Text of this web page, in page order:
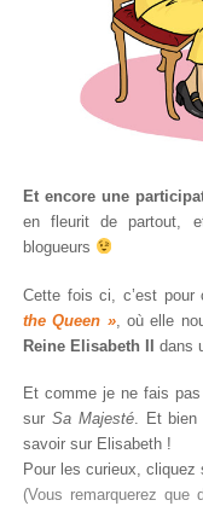
Et encore une
en fleurit de partout,
blogueurs
Cette fois ci, c’est pour
the Queen », où elle
Reine Elisabeth II
dans
Et comme je ne fais
sur Sa Majesté. Et bien
savoir sur Elisabeth !
Pour les curieux, cliquez
(Vous remarquerez